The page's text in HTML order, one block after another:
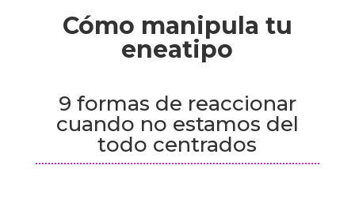
Cómo manipula tu
eneatipo
9 formas de reaccionar
cuando no estamos del
todo centrados